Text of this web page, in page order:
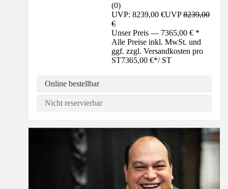
(0)
UVP: 8239,00 €UVP8239,00
€
Unser Preis — 7365,00 € *
Alle Preise inkl. MwSt. und
ggf. zzgl. Versandkosten pro
ST7365,00 €*/ ST
Online bestellbar
Nicht reservierbar